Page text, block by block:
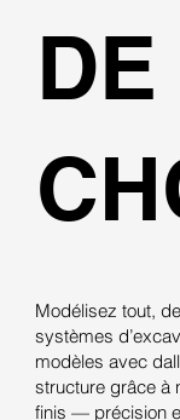
Modélisez tout,
systèmes
modèles avec
structure grâce à
finis — précision
DE